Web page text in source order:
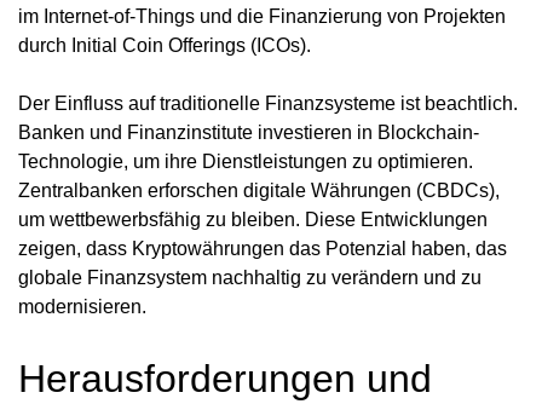
im Internet-of-Things und die Finanzierung von Projekten
durch Initial Coin Offerings (ICOs).
Der Einfluss auf traditionelle Finanzsysteme ist beachtlich.
Banken und Finanzinstitute investieren in Blockchain-
Technologie, um ihre Dienstleistungen zu optimieren.
Zentralbanken erforschen digitale Währungen (CBDCs),
um wettbewerbsfähig zu bleiben. Diese Entwicklungen
zeigen, dass Kryptowährungen das Potenzial haben, das
globale Finanzsystem nachhaltig zu verändern und zu
modernisieren.
Herausforderungen und